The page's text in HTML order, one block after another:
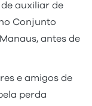
auxiliar de
Conjunto
antes de
e amigos de
perda